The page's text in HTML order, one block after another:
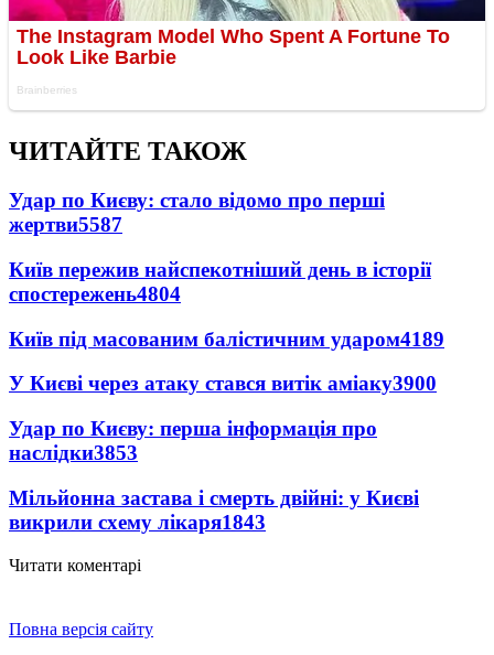
ЧИТАЙТЕ ТАКОЖ
Удар по Києву: стало відомо про перші
жертви5587
Київ пережив найспекотніший день в історії
спостережень4804
Київ під масованим балістичним ударом4189
У Києві через атаку стався витік аміаку3900
Удар по Києву: перша інформація про
наслідки3853
Мільйонна застава і смерть двійні: у Києві
викрили схему лікаря1843
Читати коментарі
Повна версія сайту